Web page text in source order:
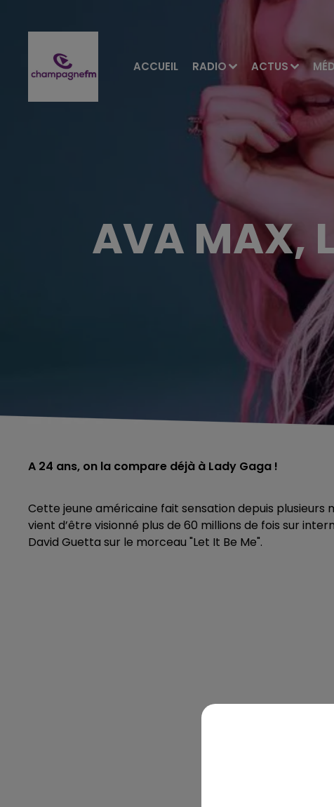
ACCUEIL RADIO ACTUS
AVA MAX,
A 24 ans, on la compare déjà à Lady Gaga !
Cette jeune américaine fait sensation depuis plusieurs
vient d’être visionné plus de 60 millions de fois sur
David Guetta sur le morceau "Let It Be Me".